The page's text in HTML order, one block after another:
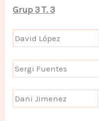
Grup 3 T. 3
David López
Sergi Fuentes
Dani Jimenez